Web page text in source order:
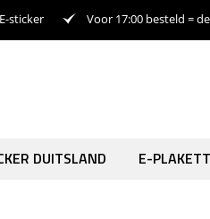
sticker Voor 17:00 besteld =
DUITSLAND E-